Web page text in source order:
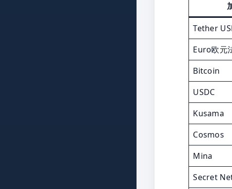
Tether
Euro欧元
Bitcoin
USDC
Kusama
Cosmos
Mina
Secret